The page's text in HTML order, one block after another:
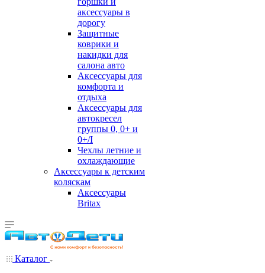
аксессуары в
дорогу
Защитные
коврики и
накидки для
салона авто
Аксессуары для
комфорта и
отдыха
Аксессуары для
автокресел
группы 0, 0+ и
0+/I
Чехлы летние и
охлаждающие
Аксессуары к детским
коляскам
Аксессуары
Britax
Каталог